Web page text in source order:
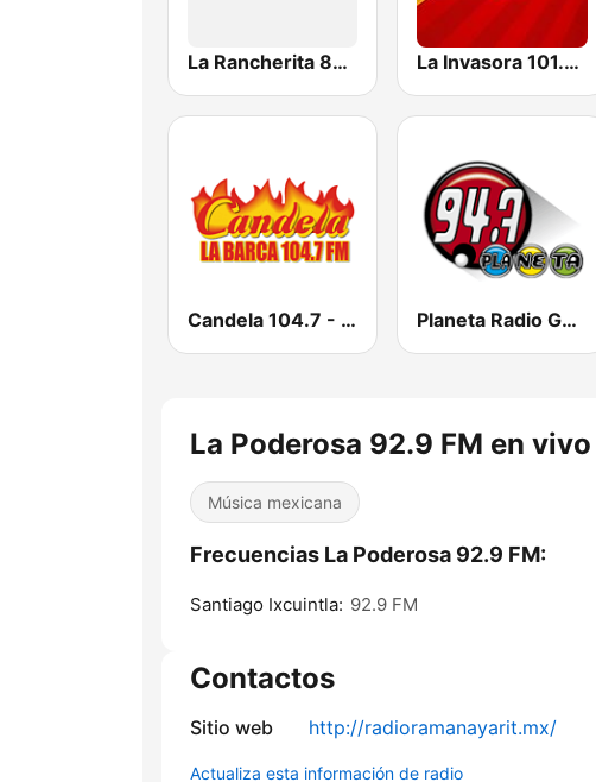
La Rancherita 89.1 FM Ensenada La Invasora 101.9 FM
Candela 104.7 - La Barca Planeta Radio Guadalajara
La Poderosa 92.9 FM en vivo
Música mexicana
Frecuencias La Poderosa 92.9 FM:
Santiago Ixcuintla: 92.9 FM
Contactos
Sitio web http://radioramanayarit.mx/
Actualiza esta información de radio